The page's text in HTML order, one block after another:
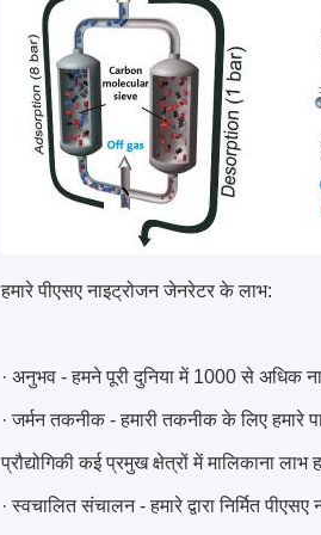
हमारे पीएसए नाइट्रोजन जेनरेटर के लाभ:
· अनुभव - हमने पूरी दुनिया में 1000 से अधिक
· जर्मन तकनीक - हमारी तकनीक के लिए हमारे
प्रौद्योगिकी कई प्रमुख क्षेत्रों में मालिकाना
· स्वचालित संचालन - हमारे द्वारा निर्मित